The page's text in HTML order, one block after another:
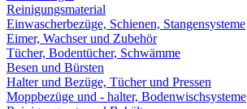
Reinigungsmaterial
Einwascherbezüge, Schienen, Stangensysteme
Eimer, Wachser und Zubehör
Tücher, Bodentücher, Schwämme
Besen und Bürsten
Halter und Bezüge, Tücher und Pressen
Moppbezüge und - halter, Bodenwischsysteme